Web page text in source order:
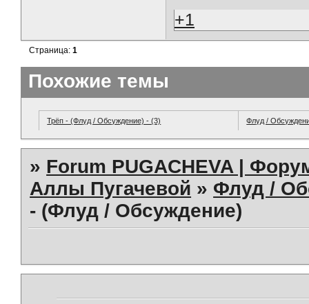
+1
Страница:1
Похожие темы
Трёп - (Флуд / Обсуждение) - (3) Флуд /
» Forum PUGACHEVA |
Аллы Пугачевой » Флуд /
- (Флуд / Обсуждение)